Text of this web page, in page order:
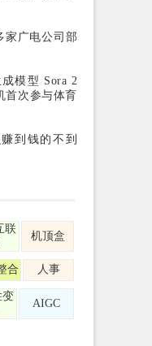
家广电公司部
模型 Sora 2
首次参与体育
到钱的不到
联
机顶盒
合 人事
变
AIGC